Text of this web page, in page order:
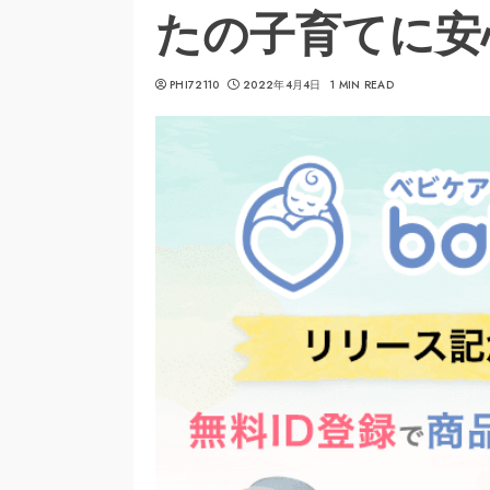
たの子育てに
PHI72110 2022年4月4日 1 MIN READ